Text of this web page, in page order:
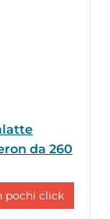
da 260
pochi click